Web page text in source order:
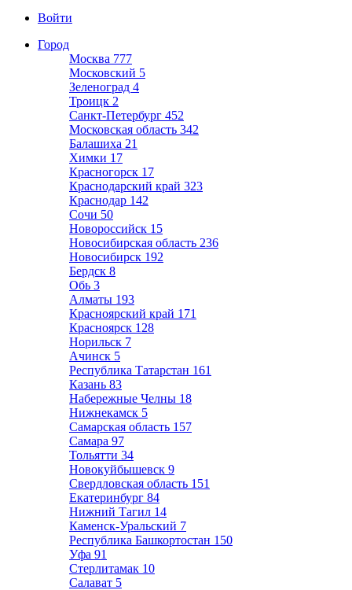
Войти
Город
Москва 777
Московский 5
Зеленоград 4
Троицк 2
Санкт-Петербург 452
Московская область 342
Балашиха 21
Химки 17
Красногорск 17
Краснодарский край 323
Краснодар 142
Сочи 50
Новороссийск 15
Новосибирская область 236
Новосибирск 192
Бердск 8
Обь 3
Алматы 193
Красноярский край 171
Красноярск 128
Норильск 7
Ачинск 5
Республика Татарстан 161
Казань 83
Набережные Челны 18
Нижнекамск 5
Самарская область 157
Самара 97
Тольятти 34
Новокуйбышевск 9
Свердловская область 151
Екатеринбург 84
Нижний Тагил 14
Каменск-Уральский 7
Республика Башкортостан 150
Уфа 91
Стерлитамак 10
Салават 5